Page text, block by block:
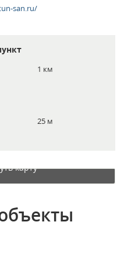
san.ru/
1 км
25 м
карту